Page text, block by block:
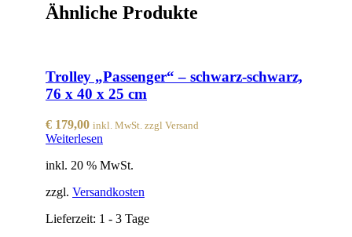
Ähnliche Produkte
Trolley „Passenger“ – schwarz-schwarz,
76 x 40 x 25 cm
€ 179,00 inkl. MwSt. zzgl Versand
Weiterlesen
inkl. 20 % MwSt.
zzgl. Versandkosten
Lieferzeit: 1 - 3 Tage